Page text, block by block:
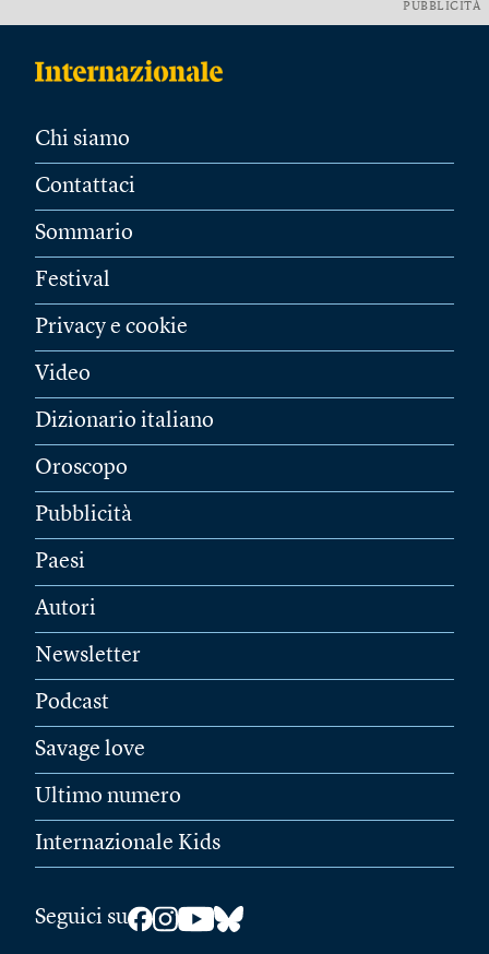
PUBBLICITÀ
Chi siamo
Contattaci
Sommario
Festival
Privacy e cookie
Video
Dizionario italiano
Oroscopo
Pubblicità
Paesi
Autori
Newsletter
Podcast
Savage love
Ultimo numero
Internazionale Kids
Seguici su